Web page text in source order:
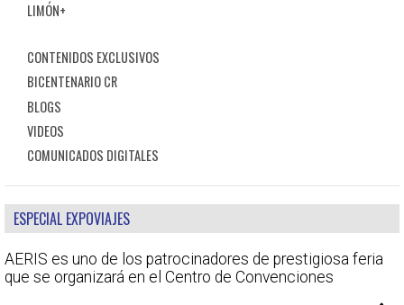
LIMÓN+
CONTENIDOS EXCLUSIVOS
BICENTENARIO CR
BLOGS
VIDEOS
COMUNICADOS DIGITALES
ESPECIAL EXPOVIAJES
AERIS es uno de los patrocinadores de prestigiosa feria
que se organizará en el Centro de Convenciones